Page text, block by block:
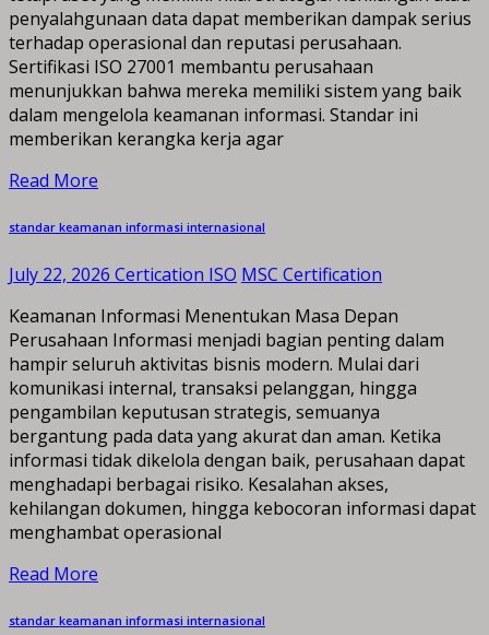
penyalahgunaan data dapat memberikan dampak serius
terhadap operasional dan reputasi perusahaan.
Sertifikasi ISO 27001 membantu perusahaan
menunjukkan bahwa mereka memiliki sistem yang baik
dalam mengelola keamanan informasi. Standar ini
memberikan kerangka kerja agar
Read More
standar keamanan informasi internasional
July 22, 2026 Certication ISO MSC Certification
Keamanan Informasi Menentukan Masa Depan
Perusahaan Informasi menjadi bagian penting dalam
hampir seluruh aktivitas bisnis modern. Mulai dari
komunikasi internal, transaksi pelanggan, hingga
pengambilan keputusan strategis, semuanya
bergantung pada data yang akurat dan aman. Ketika
informasi tidak dikelola dengan baik, perusahaan dapat
menghadapi berbagai risiko. Kesalahan akses,
kehilangan dokumen, hingga kebocoran informasi dapat
menghambat operasional
Read More
standar keamanan informasi internasional